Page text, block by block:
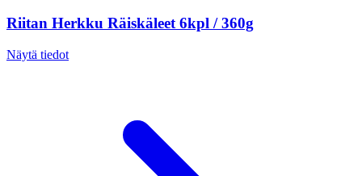
Riitan Herkku Räiskäleet 6kpl / 360g
Näytä tiedot